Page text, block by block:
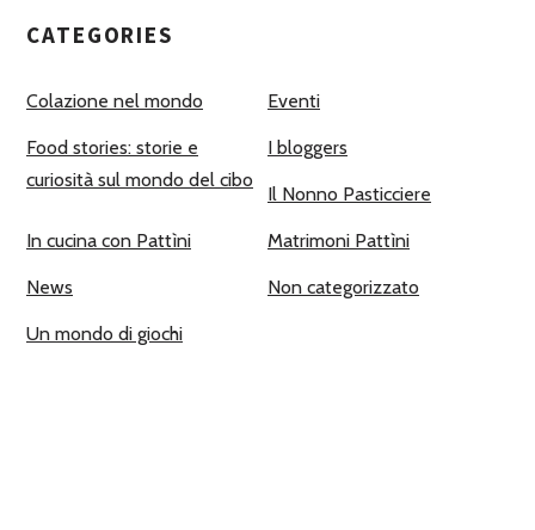
CATEGORIES
Colazione nel mondo Eventi
Food stories: storie e
curiosità sul mondo del cibo
I bloggers
Il Nonno Pasticciere
In cucina con Pattìni Matrimoni Pattìni
News Non categorizzato
Un mondo di giochi